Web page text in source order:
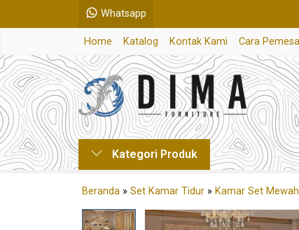
Whatsapp
Home Katalog Kontak Kami Cara
Kategori Produk
Beranda » Set Kamar Tidur » Kamar Set Mewah